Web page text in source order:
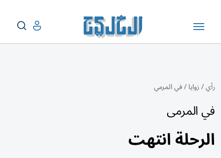
رأي/زوايا/في المرمي
في المرمى
الرحلة انتهت